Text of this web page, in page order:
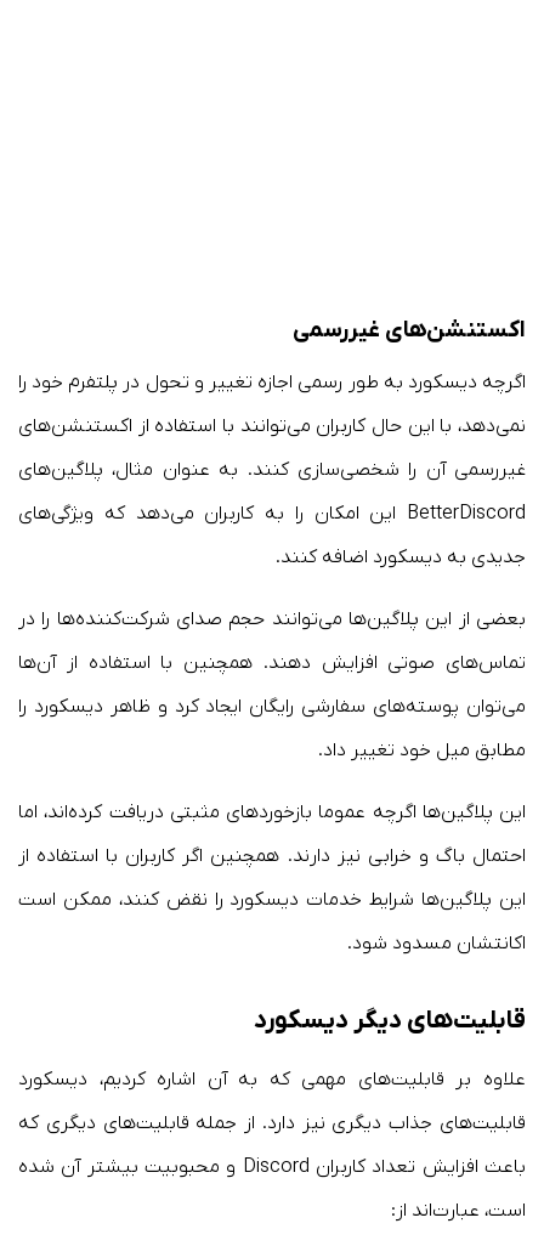
اکستنشن‌های غیررسمی
اگرچه دیسکورد به طور رسمی اجازه تغییر و تحول در پلتفرم خود را
نمی‌دهد، با این حال کاربران می‌توانند با استفاده از اکستنشن‌های
غیررسمی آن را شخصی‌سازی کنند. به عنوان مثال، پلاگین‌های
BetterDiscord این امکان را به کاربران می‌دهد که ویژگی‌های
جدیدی به دیسکورد اضافه کنند.
بعضی از این پلاگین‌ها می‌توانند حجم صدای شرکت‌کننده‌ها را در
تماس‌های صوتی افزایش دهند. همچنین با استفاده از آن‌ها
می‌توان پوسته‌های سفارشی رایگان ایجاد کرد و ظاهر دیسکورد را
مطابق میل خود تغییر داد.
این پلاگین‌ها اگرچه عموما بازخوردهای مثبتی دریافت کرده‌اند،‌ اما
احتمال باگ و خرابی نیز دارند. همچنین اگر کاربران با استفاده از
این پلاگین‌ها شرایط خدمات دیسکورد را نقض کنند، ممکن است
اکانتشان مسدود شود.
قابلیت‌های دیگر دیسکورد
علاوه بر قابلیت‌های مهمی که به آن اشاره کردیم، دیسکورد
قابلیت‌های جذاب دیگری نیز دارد. از جمله قابلیت‌های دیگری که
باعث افزایش تعداد کاربران Discord و محبوبیت بیشتر آن شده
است،‌ عبارت‌اند از: